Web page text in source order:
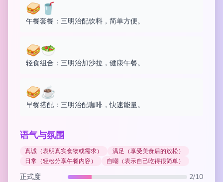
🥪🥤
午餐套餐：三明治配饮料，简单方便。
🥪🥗
轻食组合：三明治加沙拉，健康午餐。
🥪☕
早餐搭配：三明治配咖啡，快速能量。
语气与氛围
真诚（表明真实食物或需求）
满足（享受美食后的放松）
日常（轻松分享午餐内容）
自嘲（表示自己吃得很简单）
正式度
2/10